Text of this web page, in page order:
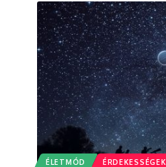
ÉLETMÓD ÉRDEKESSÉGEK